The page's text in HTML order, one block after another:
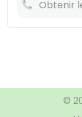
Obtenir
©